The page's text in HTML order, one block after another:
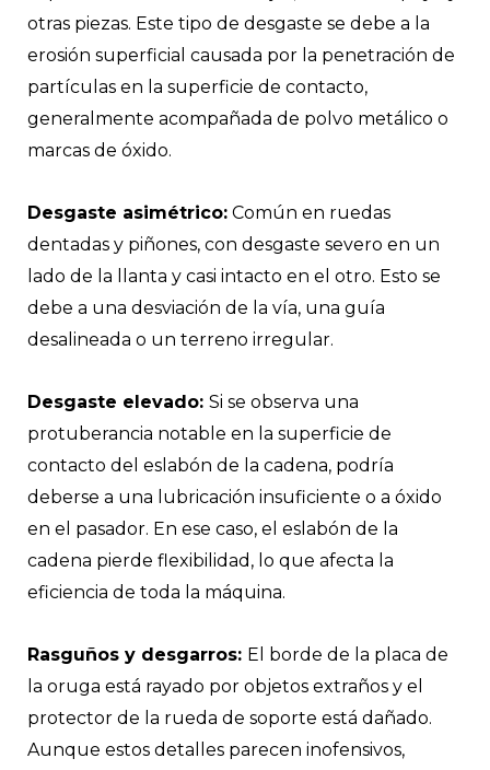
otras piezas. Este tipo de desgaste se debe a la
erosión superficial causada por la penetración de
partículas en la superficie de contacto,
generalmente acompañada de polvo metálico o
marcas de óxido.
Desgaste asimétrico: Común en ruedas
dentadas y piñones, con desgaste severo en un
lado de la llanta y casi intacto en el otro. Esto se
debe a una desviación de la vía, una guía
desalineada o un terreno irregular.
Desgaste elevado: Si se observa una
protuberancia notable en la superficie de
contacto del eslabón de la cadena, podría
deberse a una lubricación insuficiente o a óxido
en el pasador. En ese caso, el eslabón de la
cadena pierde flexibilidad, lo que afecta la
eficiencia de toda la máquina.
Rasguños y desgarros: El borde de la placa de
la oruga está rayado por objetos extraños y el
protector de la rueda de soporte está dañado.
Aunque estos detalles parecen inofensivos,